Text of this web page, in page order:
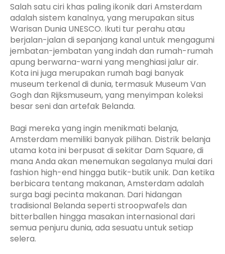
Salah satu ciri khas paling ikonik dari Amsterdam
adalah sistem kanalnya, yang merupakan situs
Warisan Dunia UNESCO. Ikuti tur perahu atau
berjalan-jalan di sepanjang kanal untuk mengagumi
jembatan-jembatan yang indah dan rumah-rumah
apung berwarna-warni yang menghiasi jalur air.
Kota ini juga merupakan rumah bagi banyak
museum terkenal di dunia, termasuk Museum Van
Gogh dan Rijksmuseum, yang menyimpan koleksi
besar seni dan artefak Belanda.
Bagi mereka yang ingin menikmati belanja,
Amsterdam memiliki banyak pilihan. Distrik belanja
utama kota ini berpusat di sekitar Dam Square, di
mana Anda akan menemukan segalanya mulai dari
fashion high-end hingga butik-butik unik. Dan ketika
berbicara tentang makanan, Amsterdam adalah
surga bagi pecinta makanan. Dari hidangan
tradisional Belanda seperti stroopwafels dan
bitterballen hingga masakan internasional dari
semua penjuru dunia, ada sesuatu untuk setiap
selera.